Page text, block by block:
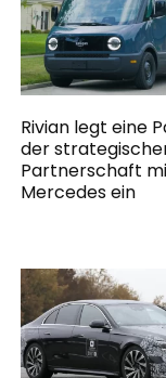
Rivian legt eine
der
Partnerschaft
Mercedes ein